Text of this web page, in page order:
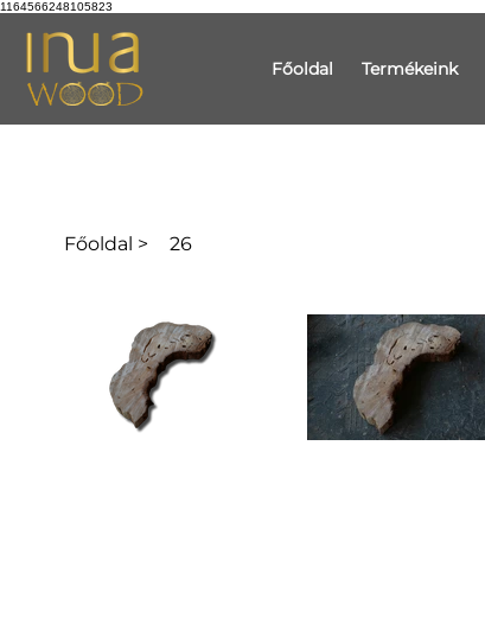
1164566248105823
Főoldal Termékeink
Főoldal > 26